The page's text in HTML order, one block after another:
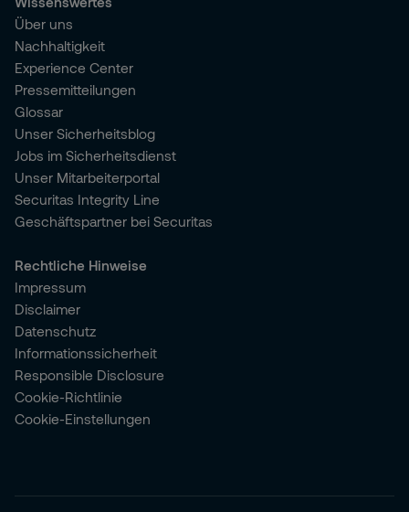
Über uns
Nachhaltigkeit
Experience Center
Pressemitteilungen
Glossar
Unser Sicherheitsblog
Jobs im Sicherheitsdienst
Unser Mitarbeiterportal
Securitas Integrity Line
Geschäftspartner bei Securitas
Rechtliche Hinweise
Impressum
Disclaimer
Datenschutz
Informationssicherheit
Responsible Disclosure
Cookie-Richtlinie
Cookie-Einstellungen